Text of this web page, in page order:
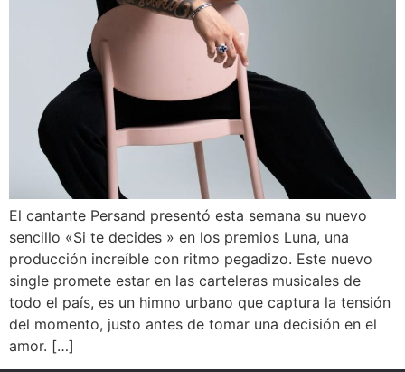
El cantante Persand presentó esta semana su nuevo
sencillo «Si te decides » en los premios Luna, una
producción increíble con ritmo pegadizo. Este nuevo
single promete estar en las carteleras musicales de
todo el país, es un himno urbano que captura la tensión
del momento, justo antes de tomar una decisión en el
amor. […]